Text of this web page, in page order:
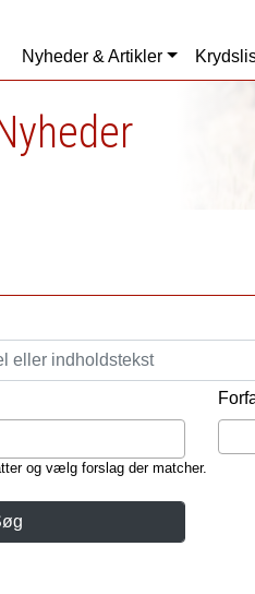
Nyheder & Artikler
og vælg forslag der matcher.